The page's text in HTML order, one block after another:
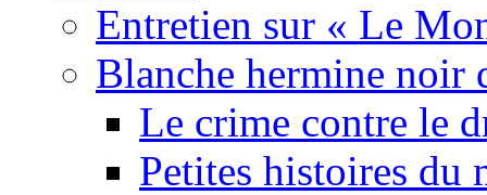
Entretien sur « Le
Blanche hermine noir
Le crime contre le
Petites histoires du